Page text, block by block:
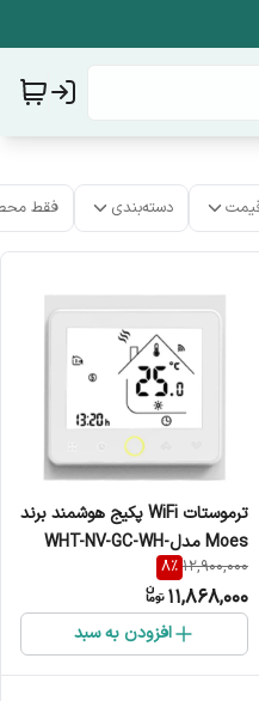
دسته‌بندی فقط
ترموستات WiFi پکیج هوشمند برند
Moes مدلWHT-NV-GC-WH-
MS
12,900,000
8%
11,868,000
افزودن به سبد